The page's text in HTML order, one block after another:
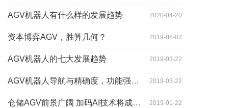
2020-04-20
AGV机器人有什么样的发展趋势
2019-08-02
资本博弈AGV，胜算几何？
2019-03-22
AGV机器人的七大发展趋势
2019-03-22
AGV机器人导航与精确度，功能强大到超出你想象
2019-01-22
仓储AGV前景广阔 加码AI技术将成为关键增长点